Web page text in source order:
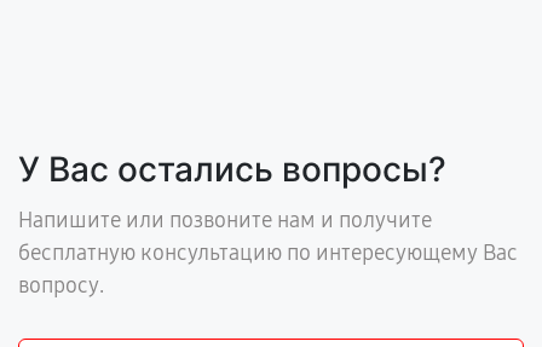
У Вас остались вопросы?
Напишите или позвоните нам и получите
бесплатную консультацию по интересующему Вас
вопросу.